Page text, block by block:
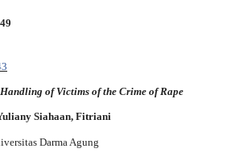
of Victims of the Crime of Rape
Siahaan, Fitriani
Darma Agung